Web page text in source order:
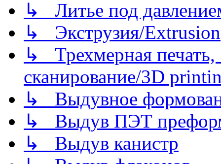
↳ Литье под
↳ Экструзия/Extrusion
↳ Трехмерная
сканирование/3D
↳ Выдувное
↳ Выдув ПЭТ
↳ Выдув канистр